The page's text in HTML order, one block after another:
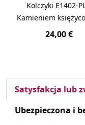
Kolczyki E1402-
Kamieniem
24,00 €
Satysfakcja lub
Ubezpieczona i